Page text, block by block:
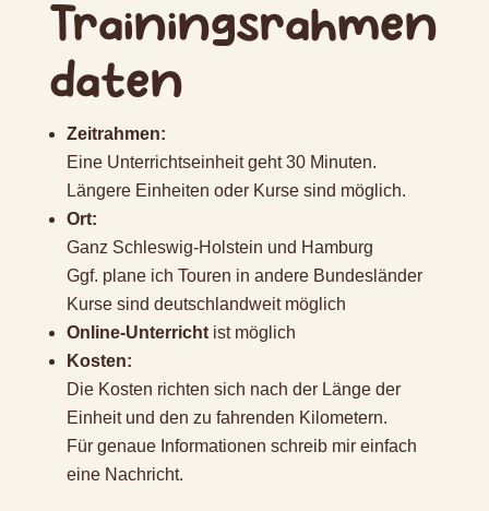
Trainingsrahmen
daten
Zeitrahmen:
Eine Unterrichtseinheit geht 30 Minuten.
Längere Einheiten oder Kurse sind möglich.
Ort:
Ganz Schleswig-Holstein und Hamburg
Ggf. plane ich Touren in andere Bundesländer
Kurse sind deutschlandweit möglich
Online-Unterrichtist möglich
Kosten:
Die Kosten richten sich nach der Länge der
Einheit und den zu fahrenden Kilometern.
Für genaue Informationen schreib mir einfach
eine Nachricht.